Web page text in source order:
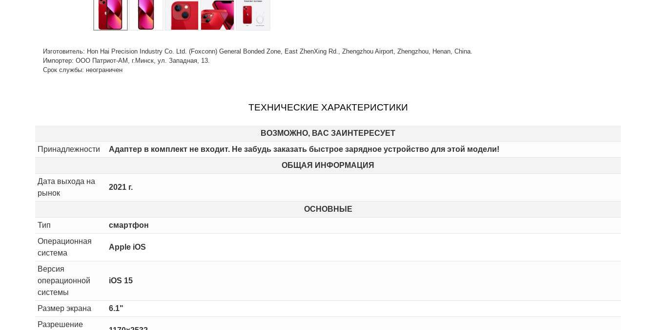
Изготовитель: Hon Hai Precision Industry Co. Ltd. (Foxconn) General Bonded Zone, East ZhenXing Rd., Zhengzhou Airport, Zhengzhou, Henan, China.
Импортер: ООО Патриот-АМ, г.Минск, ул. Западная, 13.
Срок службы: неограничен
ТЕХНИЧЕСКИЕ ХАРАКТЕРИСТИКИ
ВОЗМОЖНО, ВАС ЗАИНТЕРЕСУЕТ
Принадлежности
Адаптер в комплект не входит. Не забудь заказать быстрое зарядное устройство для этой модели!
ОБЩАЯ ИНФОРМАЦИЯ
Дата выхода на
рынок
2021 г.
ОСНОВНЫЕ
Тип
смартфон
Операционная
система
Apple iOS
Версия
операционной
системы
iOS 15
Размер экрана
6.1"
Разрешение